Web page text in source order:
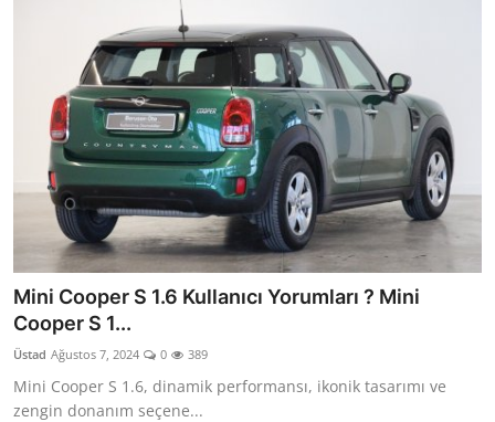
Mini Cooper S 1.6 Kullanıcı Yorumları ? Mini
Cooper S 1...
Üstad Ağustos 7, 2024 0 389
Mini Cooper S 1.6, dinamik performansı, ikonik tasarımı ve
zengin donanım seçene...